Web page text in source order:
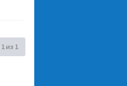
1из 1